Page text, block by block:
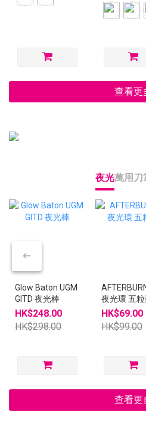
查看更
夜光萬用刀
Glow Baton UGM
GITD 夜光棒
HK$248.00
HK$298.00
夜光環 五粒
HK$69.00
HK$99.00
查看更